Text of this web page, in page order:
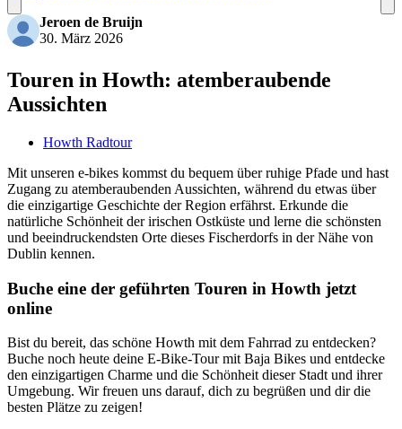
Jeroen de Bruijn
30. März 2026
Touren in Howth: atemberaubende
Aussichten
Howth Radtour
Mit unseren e-bikes kommst du bequem über ruhige Pfade und hast
Zugang zu atemberaubenden Aussichten, während du etwas über
die einzigartige Geschichte der Region erfährst. Erkunde die
natürliche Schönheit der irischen Ostküste und lerne die schönsten
und beeindruckendsten Orte dieses Fischerdorfs in der Nähe von
Dublin kennen.
Buche eine der geführten Touren in Howth jetzt
online
Bist du bereit, das schöne Howth mit dem Fahrrad zu entdecken?
Buche noch heute deine E-Bike-Tour mit Baja Bikes und entdecke
den einzigartigen Charme und die Schönheit dieser Stadt und ihrer
Umgebung. Wir freuen uns darauf, dich zu begrüßen und dir die
besten Plätze zu zeigen!